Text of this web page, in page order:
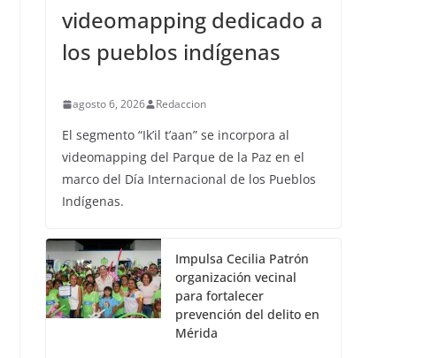
videomapping dedicado a
los pueblos indígenas
agosto 6, 2026 Redaccion
El segmento “Ik’il t’aan” se incorpora al
videomapping del Parque de la Paz en el
marco del Día Internacional de los Pueblos
Indígenas.
Impulsa Cecilia Patrón
organización vecinal
para fortalecer
prevención del delito en
Mérida